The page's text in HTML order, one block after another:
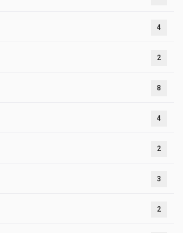
4
2
8
4
2
3
2